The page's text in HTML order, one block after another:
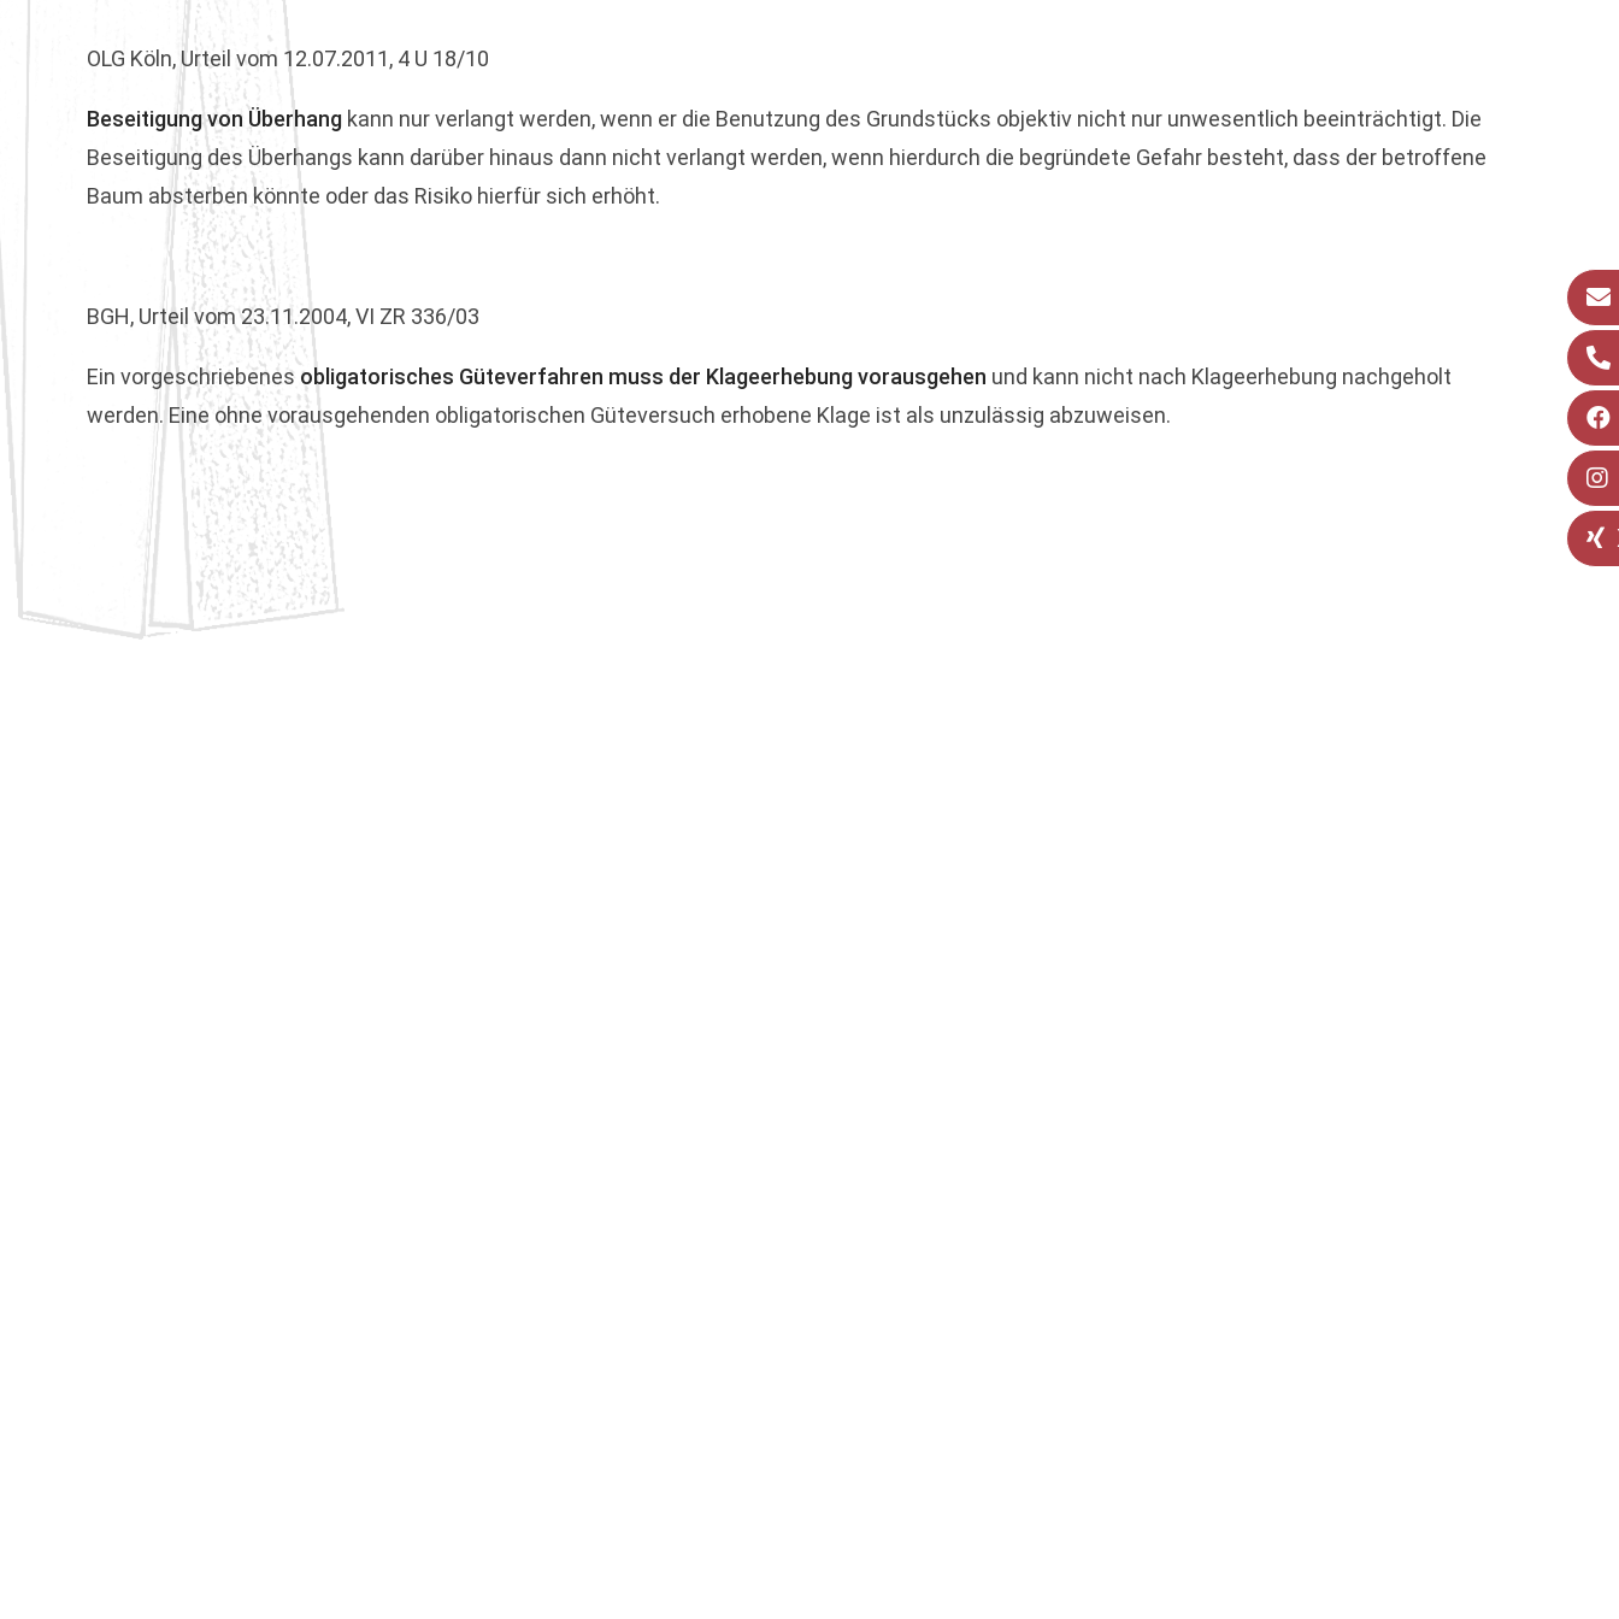
OLG Köln, Urteil vom 12.07.2011, 4 U 18/10
Beseitigung von Überhang kann nur verlangt werden, wenn er die Benutzung des Grundstücks objektiv nicht nur unwesentlich beeinträchtigt. Die
Beseitigung des Überhangs kann darüber hinaus dann nicht verlangt werden, wenn hierdurch die begründete Gefahr besteht, dass der betroffene
Baum absterben könnte oder das Risiko hierfür sich erhöht.
BGH, Urteil vom 23.11.2004, VI ZR 336/03
Ein vorgeschriebenes obligatorisches Güteverfahren muss der Klageerhebung vorausgehen und kann nicht nach Klageerhebung nachgeholt
werden. Eine ohne vorausgehenden obligatorischen Güteversuch erhobene Klage ist als unzulässig abzuweisen.